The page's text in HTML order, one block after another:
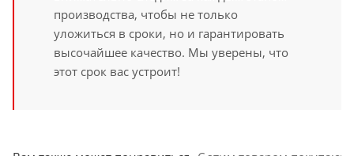
производства, чтобы не только
уложиться в сроки, но и гарантировать
высочайшее качество. Мы уверены, что
этот срок вас устроит!